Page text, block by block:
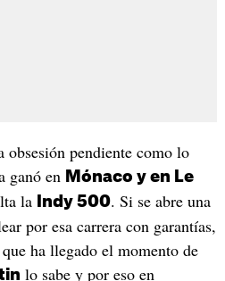
pendiente como lo
ganó en Mónaco y en Le
la Indy 500. Si se abre una
por esa carrera con garantías,
ha llegado el momento de
lo sabe y por eso en